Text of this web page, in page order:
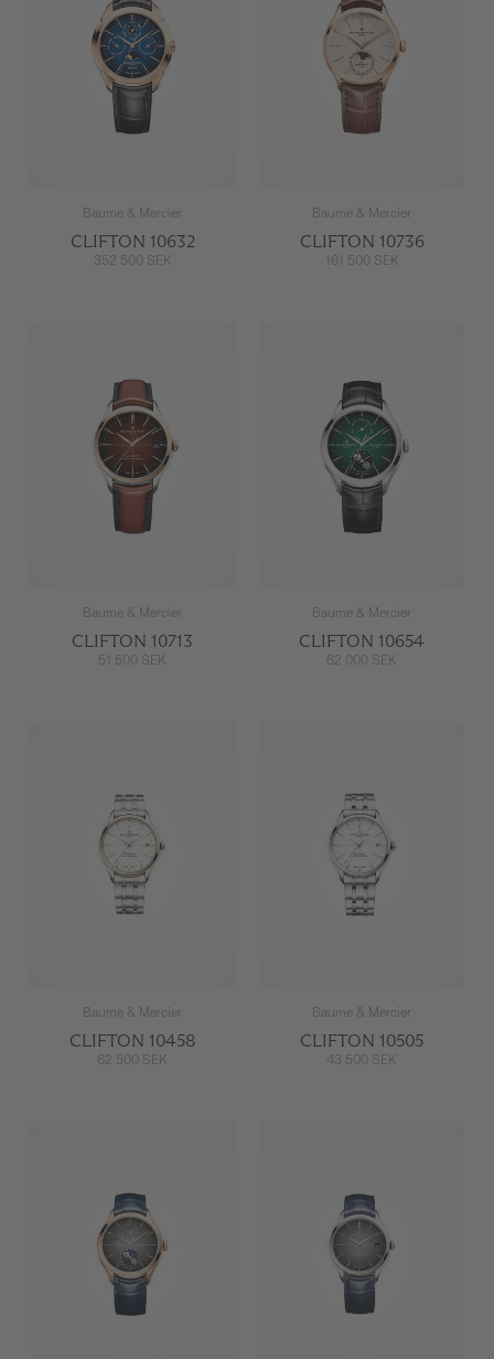
Baume & Mercier
CLIFTON 10632
352 500 SEK
Baume & Mercier
CLIFTON 10736
161 500 SEK
Baume & Mercier
CLIFTON 10713
51 500 SEK
Baume & Mercier
CLIFTON 10654
62 000 SEK
Baume & Mercier
CLIFTON 10458
62 500 SEK
Baume & Mercier
CLIFTON 10505
43 500 SEK